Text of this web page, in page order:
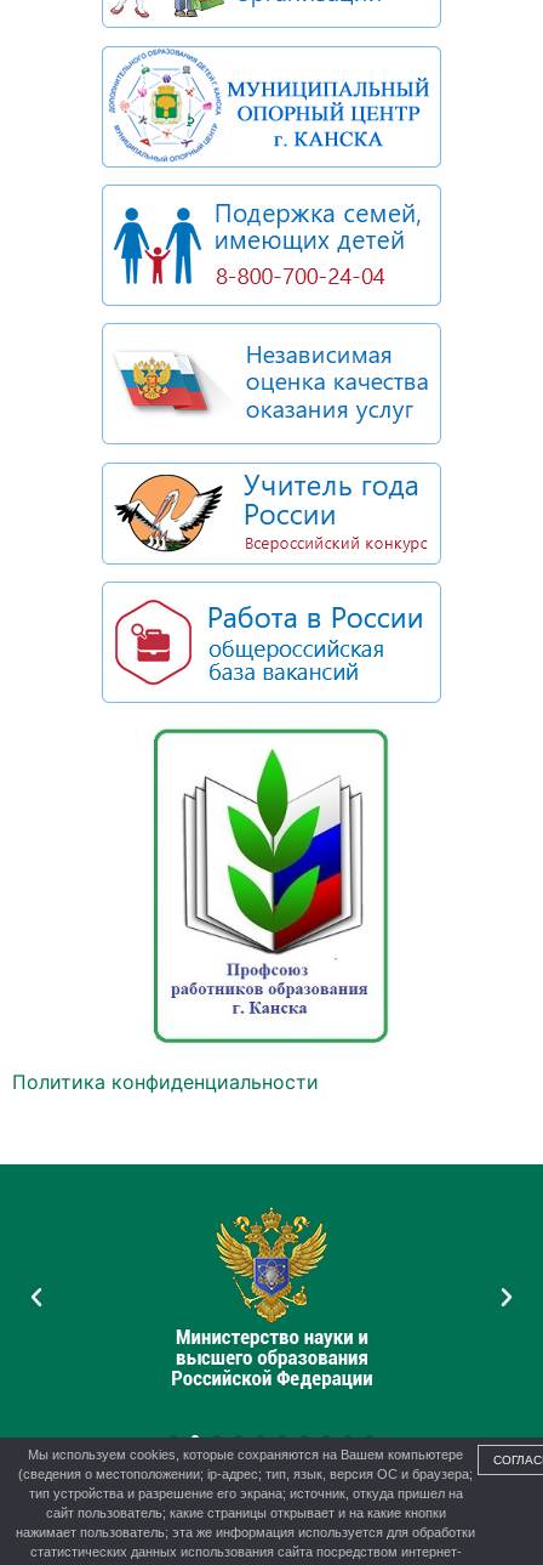
Политика конфиденциальности
© 2012-2026 г. Управление образования администрации г.
Канска
Мы используем cookies, которые сохраняются на Вашем компьютере
(сведения о местоположении; ip-адрес; тип, язык, версия ОС и браузера;
тип устройства и разрешение его экрана; источник, откуда пришел на
сайт пользователь; какие страницы открывает и на какие кнопки
нажимает пользователь; эта же информация используется для обработки
статистических данных использования сайта посредством интернет-